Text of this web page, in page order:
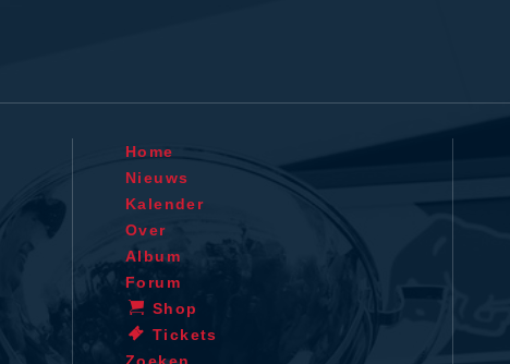
Home
Nieuws
Kalender
Over
Album
Forum
Shop
Tickets